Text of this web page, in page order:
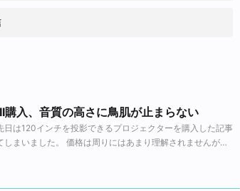
入、音質の高さに鳥肌が止まらない
は120インチを投影できるプロジェクターを購入した記事
まいました。 価格は周りにはあまり理解されませんが…